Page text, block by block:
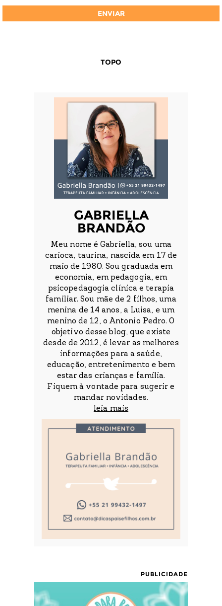
TOPO
GABRIELLA
BRANDÃO
Meu nome é Gabriella, sou uma
carioca, taurina, nascida em 17 de
maio de 1980. Sou graduada em
economia, em pedagogia, em
psicopedagogia clínica e terapia
familiar. Sou mãe de 2 filhos, uma
menina de 14 anos, a Luisa, e um
menino de 12, o Antonio Pedro. O
objetivo desse blog, que existe
desde de 2012, é levar as melhores
informações para a saúde,
educação, entretenimento e bem
estar das crianças e família.
Fiquem à vontade para sugerir e
mandar novidades.
leia mais
PUBLICIDADE